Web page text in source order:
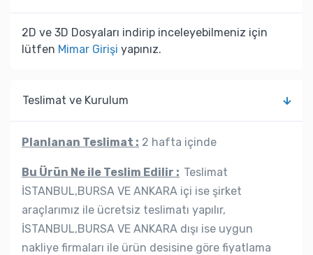
2D ve 3D Dosyaları indirip inceleyebilmeniz için
lütfen Mimar Girişi yapınız.
Teslimat ve Kurulum
Planlanan Teslimat : 2 hafta içinde
Bu Ürün Ne ile Teslim Edilir : Teslimat
İSTANBUL,BURSA VE ANKARA içi ise şirket
araçlarımız ile ücretsiz teslimatı yapılır,
İSTANBUL,BURSA VE ANKARA dışı ise uygun
nakliye firmaları ile ürün desisine göre fiyatlama